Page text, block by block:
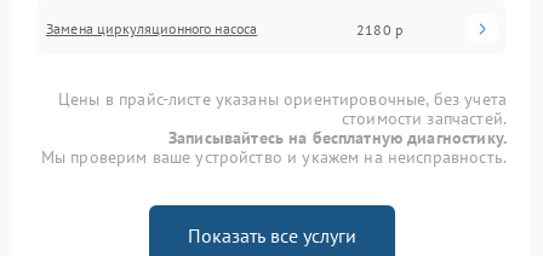
Замена циркуляционного насоса 2180 р
Цены в прайс-листе указаны ориентировочные, без учета
стоимости запчастей.
Записывайтесь на бесплатную диагностику.
Мы проверим ваше устройство и укажем на неисправность.
Показать все услуги